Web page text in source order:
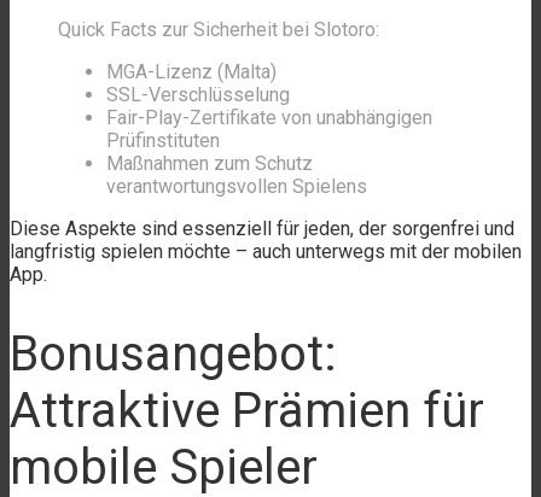
Quick Facts zur Sicherheit bei Slotoro:
MGA-Lizenz (Malta)
SSL-Verschlüsselung
Fair-Play-Zertifikate von unabhängigen
Prüfinstituten
Maßnahmen zum Schutz
verantwortungsvollen Spielens
Diese Aspekte sind essenziell für jeden, der sorgenfrei und
langfristig spielen möchte – auch unterwegs mit der mobilen
App.
Bonusangebot:
Attraktive Prämien für
mobile Spieler